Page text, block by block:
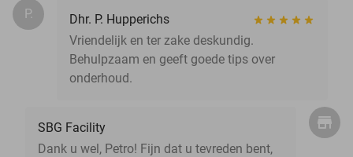
P.
Dhr. P. Hupperichs
Vriendelijk en ter zake deskundig.
Behulpzaam en geeft goede tips over
onderhoud.
SBG Facility
Dank u wel, Petro! Fijn dat u tevreden bent,